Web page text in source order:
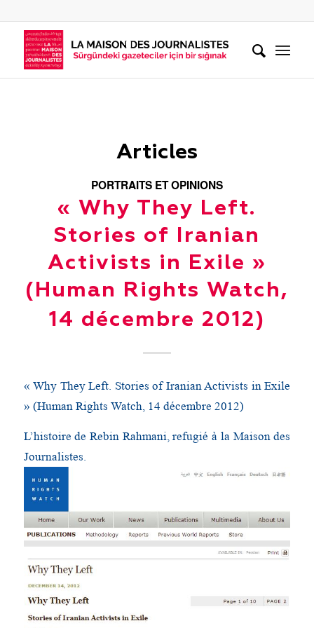
Articles
PORTRAITS ET OPINIONS
« Why They Left.
Stories of Iranian
Activists in Exile »
(Human Rights Watch,
14 décembre 2012)
« Why They Left. Stories of Iranian Activists in Exile
» (Human Rights Watch, 14 décembre 2012)
L’histoire de Rebin Rahmani, refugié à la Maison des
Journalistes.